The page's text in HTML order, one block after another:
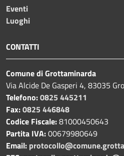
Eventi
Luoghi
CONTATTI
Comune di Grottaminarda
Via Alcide De Gasperi 4, 83035
Telefono:0825 445211
Fax:0825 446848
Codice Fiscale:81000450643
Partita IVA:00679980649
Email: